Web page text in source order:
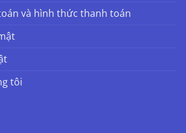
và hình thức thanh toán
tôi